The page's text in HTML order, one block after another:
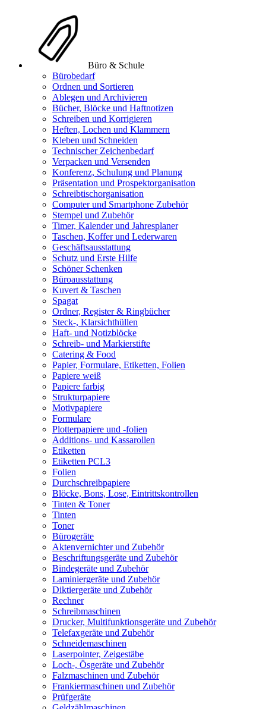
Büro & Schule
Bürobedarf
Ordnen und Sortieren
Ablegen und Archivieren
Bücher, Blöcke und Haftnotizen
Schreiben und Korrigieren
Heften, Lochen und Klammern
Kleben und Schneiden
Technischer Zeichenbedarf
Verpacken und Versenden
Konferenz, Schulung und Planung
Präsentation und Prospektorganisation
Schreibtischorganisation
Computer und Smartphone Zubehör
Stempel und Zubehör
Timer, Kalender und Jahresplaner
Taschen, Koffer und Lederwaren
Geschäftsausstattung
Schutz und Erste Hilfe
Schöner Schenken
Büroausstattung
Kuvert & Taschen
Spagat
Ordner, Register & Ringbücher
Steck-, Klarsichthüllen
Haft- und Notizblöcke
Schreib- und Markierstifte
Catering & Food
Papier, Formulare, Etiketten, Folien
Papiere weiß
Papiere farbig
Strukturpapiere
Motivpapiere
Formulare
Plotterpapiere und -folien
Additions- und Kassarollen
Etiketten
Etiketten PCL3
Folien
Durchschreibpapiere
Blöcke, Bons, Lose, Eintrittskontrollen
Tinten & Toner
Tinten
Toner
Bürogeräte
Aktenvernichter und Zubehör
Beschriftungsgeräte und Zubehör
Bindegeräte und Zubehör
Laminiergeräte und Zubehör
Diktiergeräte und Zubehör
Rechner
Schreibmaschinen
Drucker, Multifunktionsgeräte und Zubehör
Telefaxgeräte und Zubehör
Schneidemaschinen
Laserpointer, Zeigestäbe
Loch-, Ösgeräte und Zubehör
Falzmaschinen und Zubehör
Frankiermaschinen und Zubehör
Prüfgeräte